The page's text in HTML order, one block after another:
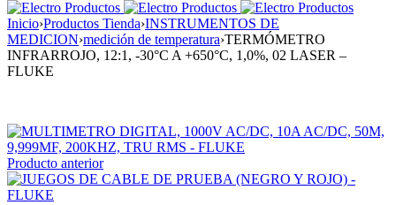
Inicio›Productos Tienda›INSTRUMENTOS DE
MEDICION›medición de temperatura›TERMÓMETRO
INFRARROJO, 12:1, -30°C A +650°C, 1,0%, 02 LASER –
FLUKE
Producto anterior